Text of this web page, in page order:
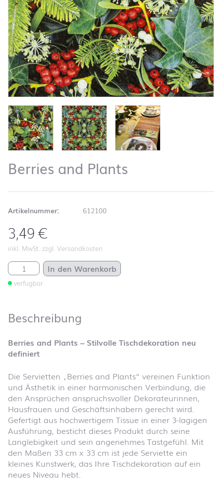
Berries and Plants
Artikelnummer: 612100
3,49€
inkl. MwSt. zzgl. Versandkosten
Berries and Plants Menge
verfügbar
In den Warenkorb
Beschreibung
Berries and Plants – Stilvolle Tischdekoration neu
definiert
Die Servietten „Berries and Plants“ vereinen Funktion
und Ästhetik in einer harmonischen Verbindung, die
den Ansprüchen anspruchsvoller Dekorateurinnen,
Hausfrauen und Geschäftsinhabern gerecht wird.
Gefertigt aus hochwertigem Tissue in einer 3-lagigen
Ausführung, besticht dieses Produkt durch seine
Langlebigkeit und sein angenehmes Tastgefühl. Mit
den Maßen 33 cm x 33 cm ist jede Serviette ein
kleines Kunstwerk, das Ihre Tischdekoration auf ein
neues Niveau hebt.